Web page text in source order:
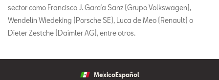
sector como Francisco J. García Sanz (Grupo Volkswagen),
Wendelin Wiedeking (Porsche SE), Luca de Meo (Renault) o
Dieter Zestche (Daimler AG), entre otros.
MexicoEspañol